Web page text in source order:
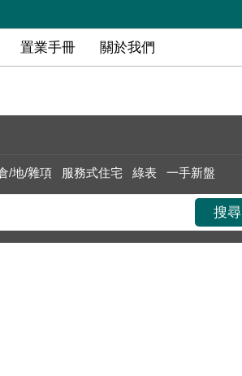
置業手冊 關於我們
/地/雜項 服務式住宅 綠表 一手新盤
搜尋